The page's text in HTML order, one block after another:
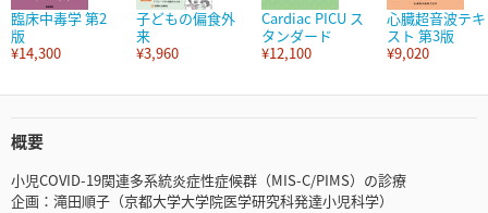
臨床中毒学 第2
版
¥14,300
子どもの偏食外
来
¥3,960
Cardiac PICU ス
タンダード
¥12,100
心臓超音波テキ
スト 第3版
¥9,020
概要
小児COVID-19関連多系統炎症性症候群（MIS-C/PIMS）の診療
企画：滝田順子（京都大学大学院医学研究科発達小児科学）